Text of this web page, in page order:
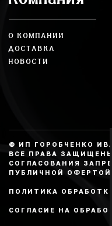
О КОМПАНИИ
ДОСТАВКА
НОВОСТИ
© ИП ГОРОБЧЕНКО
ВСЕ ПРАВА
СОГЛАСОВАНИЯ
ПУБЛИЧНОЙ ОФЕРТОЙ.
ПОЛИТИКА
СОГЛАСИЕ НА